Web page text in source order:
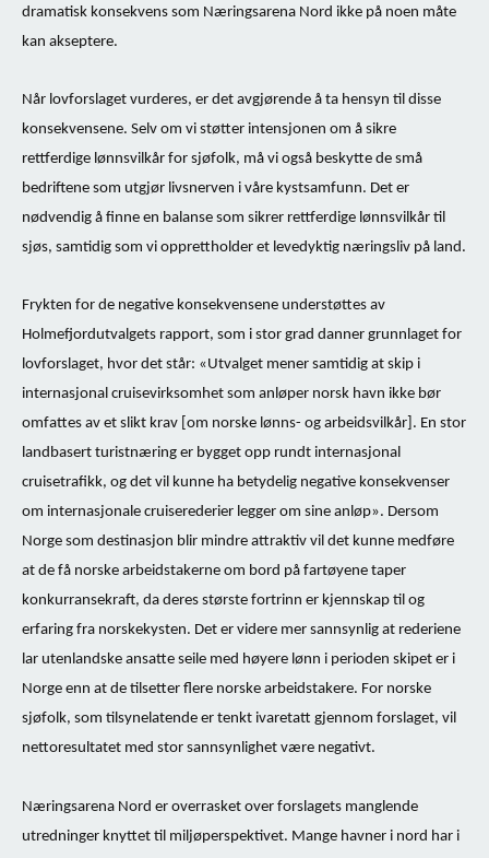
dramatisk konsekvens som Næringsarena Nord ikke på noen måte
kan akseptere.
Når lovforslaget vurderes, er det avgjørende å ta hensyn til disse
konsekvensene. Selv om vi støtter intensjonen om å sikre
rettferdige lønnsvilkår for sjøfolk, må vi også beskytte de små
bedriftene som utgjør livsnerven i våre kystsamfunn. Det er
nødvendig å finne en balanse som sikrer rettferdige lønnsvilkår til
sjøs, samtidig som vi opprettholder et levedyktig næringsliv på land.
Frykten for de negative konsekvensene understøttes av
Holmefjordutvalgets rapport, som i stor grad danner grunnlaget for
lovforslaget, hvor det står: «Utvalget mener samtidig at skip i
internasjonal cruisevirksomhet som anløper norsk havn ikke bør
omfattes av et slikt krav [om norske lønns- og arbeidsvilkår]. En stor
landbasert turistnæring er bygget opp rundt internasjonal
cruisetrafikk, og det vil kunne ha betydelig negative konsekvenser
om internasjonale cruiserederier legger om sine anløp». Dersom
Norge som destinasjon blir mindre attraktiv vil det kunne medføre
at de få norske arbeidstakerne om bord på fartøyene taper
konkurransekraft, da deres største fortrinn er kjennskap til og
erfaring fra norskekysten. Det er videre mer sannsynlig at rederiene
lar utenlandske ansatte seile med høyere lønn i perioden skipet er i
Norge enn at de tilsetter flere norske arbeidstakere. For norske
sjøfolk, som tilsynelatende er tenkt ivaretatt gjennom forslaget, vil
nettoresultatet med stor sannsynlighet være negativt.
Næringsarena Nord er overrasket over forslagets manglende
utredninger knyttet til miljøperspektivet. Mange havner i nord har i